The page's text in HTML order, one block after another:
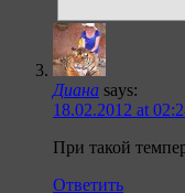
Диана says:
18.02.2012 at
При такой
Ответить